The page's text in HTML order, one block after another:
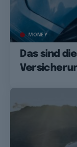
MONEY
Das sind